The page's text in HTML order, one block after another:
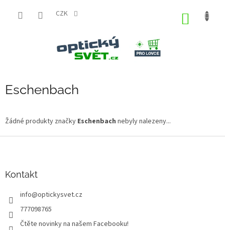
CZK
Eschenbach
Žádné produkty značky Eschenbach nebyly nalezeny...
Kontakt
info@optickysvet.cz
777098765
Čtěte novinky na našem Facebooku!